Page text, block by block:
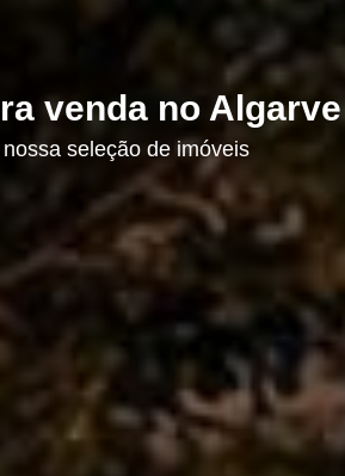
venda no Algarve
seleção de imóveis